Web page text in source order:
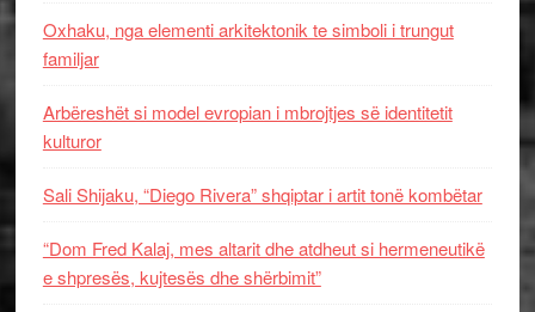
Oxhaku, nga elementi arkitektonik te simboli i trungut
familjar
Arbëreshët si model evropian i mbrojtjes së identitetit
kulturor
Sali Shijaku, “Diego Rivera” shqiptar i artit tonë kombëtar
“Dom Fred Kalaj, mes altarit dhe atdheut si hermeneutikë
e shpresës, kujtesës dhe shërbimit”